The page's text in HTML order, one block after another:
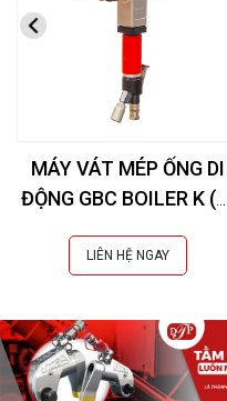
MÁY VÁT MÉP ỐNG DI
ĐỘNG GBC BOILER K (Øi
LIÊN HỆ NGAY